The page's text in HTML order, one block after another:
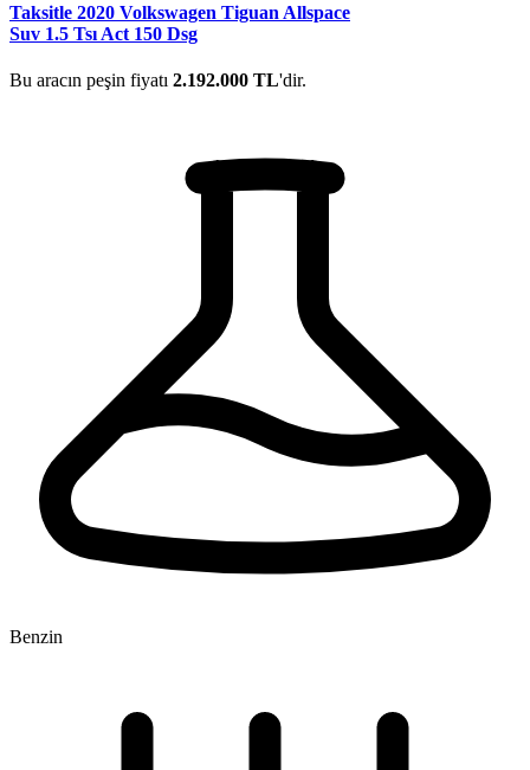
Taksitle 2020 Volkswagen Tiguan Allspace
Suv 1.5 Tsı Act 150 Dsg
Bu aracın peşin fiyatı 2.192.000 TL'dir.
Benzin